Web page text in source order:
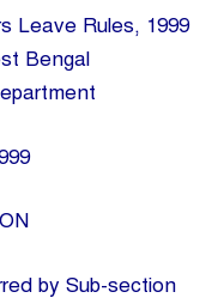
Leave Rules, 1999
Bengal
by Sub-section